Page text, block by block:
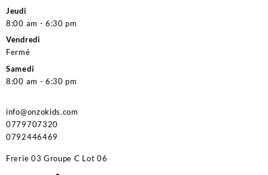
Jeudi
8:00 am - 6:30 pm
Vendredi
Fermé
Samedi
8:00 am - 6:30 pm
info@onzokids.com
0779707320
0792446469
Frerie 03 Groupe C Lot 06